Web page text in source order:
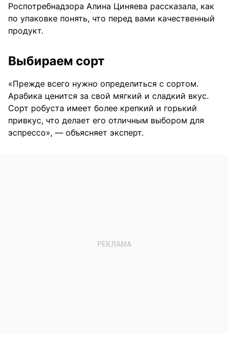
Роспотребнадзора Алина Циняева рассказала, как
по упаковке понять, что перед вами качественный
продукт.
Выбираем сорт
«Прежде всего нужно определиться с сортом.
Арабика ценится за свой мягкий и сладкий вкус.
Сорт робуста имеет более крепкий и горький
привкус, что делает его отличным выбором для
эспрессо», — объясняет эксперт.